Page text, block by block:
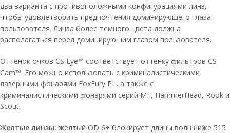
два варианта с противоположными конфигурациями линз,
чтобы удовлетворить предпочтения доминирующего глаза
пользователя. Линза более темного цвета должна
располагаться перед доминирующим глазом пользователя.
Оттенок очков CS Eye™ соответствует оттенку фильтров CS
Cam™. Его можно использовать с криминалистическими
лазерными фонарями FoxFury PL, а также с
криминалистическими фонарями серий MF, HammerHead, Rook и
Scout.
Желтые линзы: желтый OD 6+ блокирует длины волн ниже 515